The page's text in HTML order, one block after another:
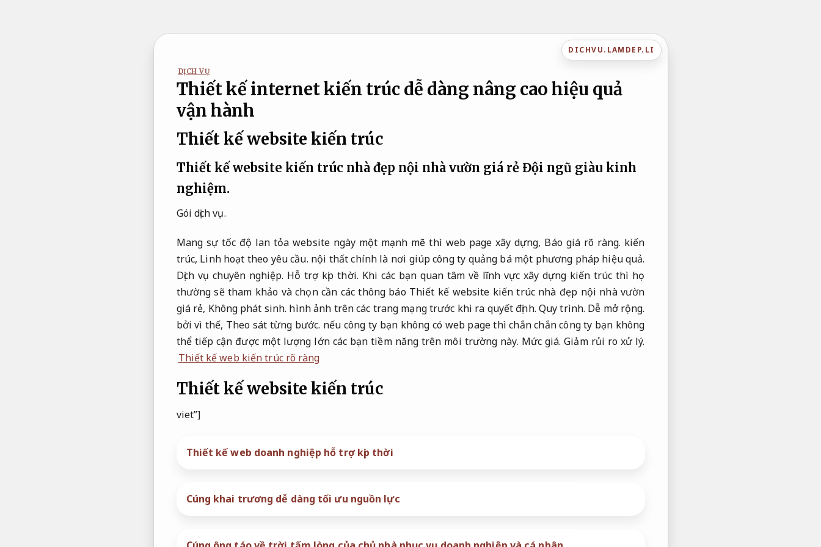
DICHVU.LAMDEP.LI
DỊCH VỤ
Thiết kế internet kiến trúc dễ dàng nâng cao hiệu quả
vận hành
Thiết kế website kiến trúc
Thiết kế website kiến trúc nhà đẹp nội nhà vườn giá rẻ Đội ngũ giàu kinh
nghiệm.
Gói dịch vụ.
Mang sự tốc độ lan tỏa website ngày một mạnh mẽ thì web page xây dựng, Báo giá rõ ràng. kiến
trúc, Linh hoạt theo yêu cầu. nội thất chính là nơi giúp công ty quảng bá một phương pháp hiệu quả.
Dịch vụ chuyên nghiệp. Hỗ trợ kịp thời. Khi các bạn quan tâm về lĩnh vực xây dựng kiến trúc thì họ
thường sẽ tham khảo và chọn cần các thông báo Thiết kế website kiến trúc nhà đẹp nội nhà vườn
giá rẻ, Không phát sinh. hình ảnh trên các trang mạng trước khi ra quyết định. Quy trình. Dễ mở rộng.
bởi vì thế, Theo sát từng bước. nếu công ty bạn không có web page thì chắn chắn công ty bạn không
thể tiếp cận được một lượng lớn các bạn tiềm năng trên môi trường này. Mức giá. Giảm rủi ro xử lý.
Thiết kế web kiến trúc rõ ràng
Thiết kế website kiến trúc
viet”]
Thiết kế web doanh nghiệp hỗ trợ kịp thời
Cúng khai trương dễ dàng tối ưu nguồn lực